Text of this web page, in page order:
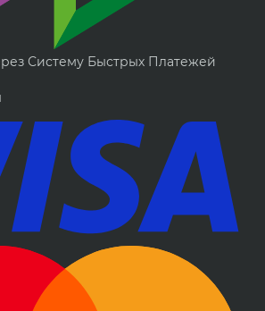
Систему Быстрых Платежей